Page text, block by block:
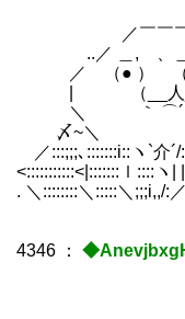
／￣￣￣
..／ ＿, 、
／ （● ）
| （__
＼ ｀ ⌒´
〆~＼
／:::;;;､:::::::i::ヽ`
<:::::::::::<|:::::::ｌ::::ヽ|
. ＼::::::::＼:::::＼;;;i,,/:
4346 ：